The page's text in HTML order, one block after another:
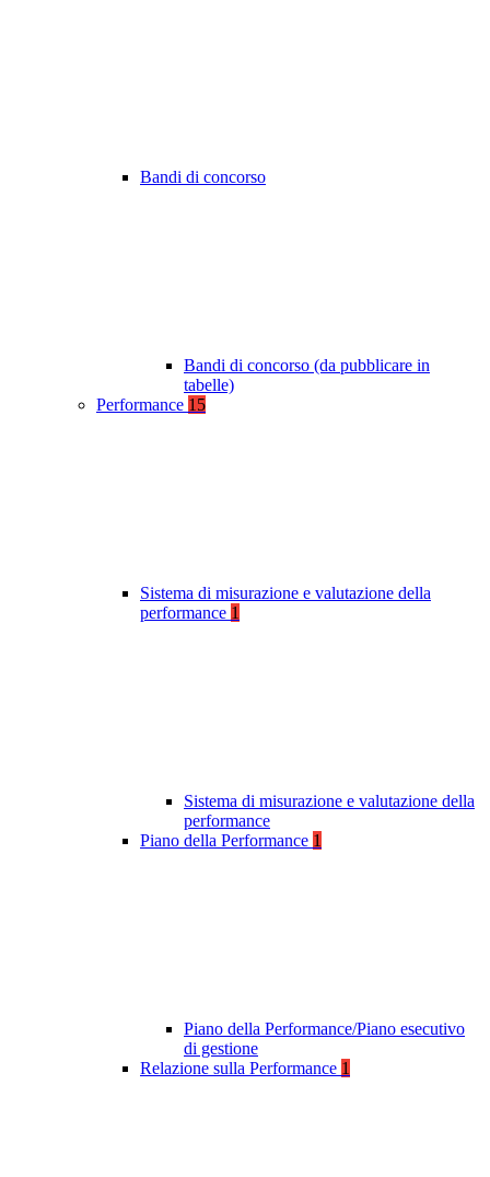
Bandi di concorso
Bandi di concorso (da pubblicare in
tabelle)
Performance 15
Sistema di misurazione e valutazione della
performance 1
Sistema di misurazione e valutazione della
performance
Piano della Performance 1
Piano della Performance/Piano esecutivo
di gestione
Relazione sulla Performance 1